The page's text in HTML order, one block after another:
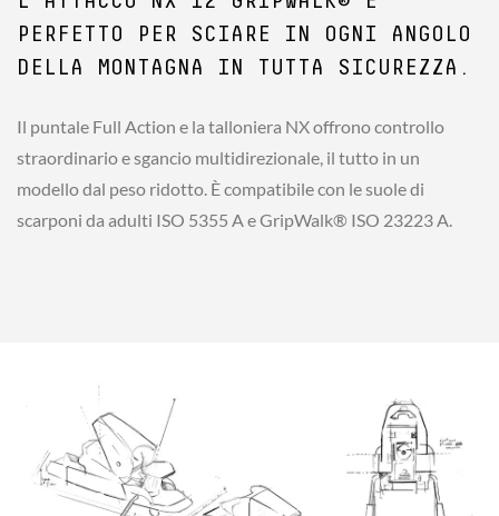
PERFETTO PER SCIARE IN OGNI ANGOLO
DELLA MONTAGNA IN TUTTA SICUREZZA.
Il puntale Full Action e la talloniera NX offrono controllo
straordinario e sgancio multidirezionale, il tutto in un
modello dal peso ridotto. È compatibile con le suole di
scarponi da adulti ISO 5355 A e GripWalk® ISO 23223 A.